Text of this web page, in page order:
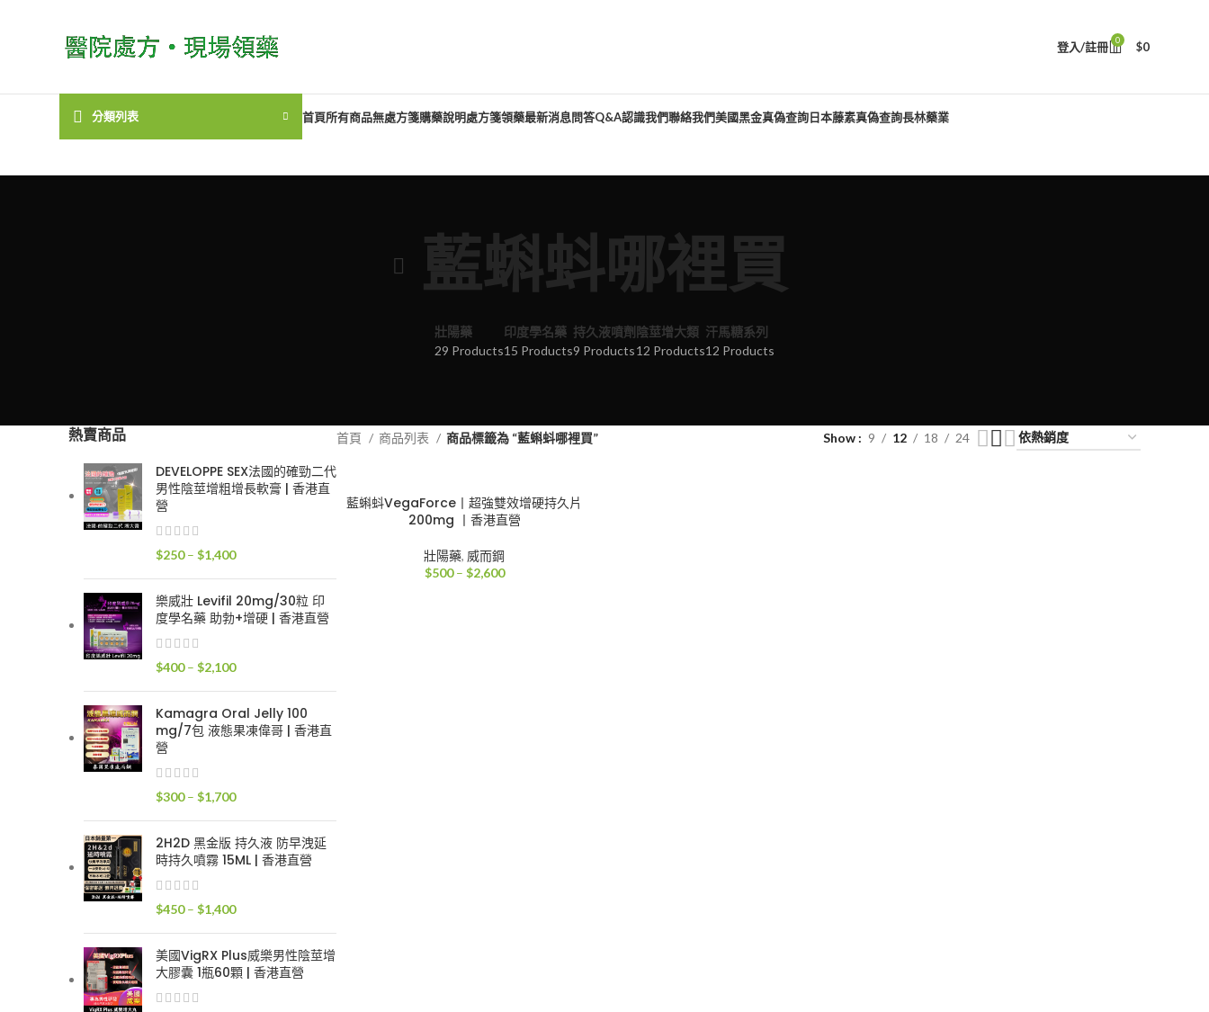
登入/註冊 0 $0
分類列表 首頁所有商品無處方箋購藥說明處方箋領藥最新消息問答Q&A認識我們聯絡我們美國黑金真偽查詢日本藤素真偽查詢長林藥業
藍蝌蚪哪裡買
壯陽藥
29 Products
印度學名藥
15 Products
持久液噴劑
9 Products
陰莖增大類
12 Products
汗馬糖系列
12 Products
熱賣商品
DEVELOPPE SEX法國的確勁二代
男性陰莖增粗增長軟膏 | 香港直
營
$250 – $1,400價
範
圍：
$1,400
樂威壯 Levifil 20mg/30粒 印
度學名藥 助勃+增硬 | 香港直營
$400 – $2,100價
圍：
Kamagra Oral Jelly 100
mg/7包 液態果凍偉哥 | 香港直
營
$300 – $1,700價
範
圍：
$1,700
2H2D 黑金版 持久液 防早洩延
時持久噴霧 15ML | 香港直營
$450 – $1,400價
圍：
美國VigRX Plus威樂男性陰莖增
大膠囊 1瓶60顆 | 香港直營
首頁 商品列表 商品標籤為 “藍蝌蚪哪裡買” Show 9 12 18 24
藍蝌蚪VegaForce丨超強雙效增硬持久片
200mg 丨香港直營
壯陽藥, 威而鋼
$500 – $2,600價